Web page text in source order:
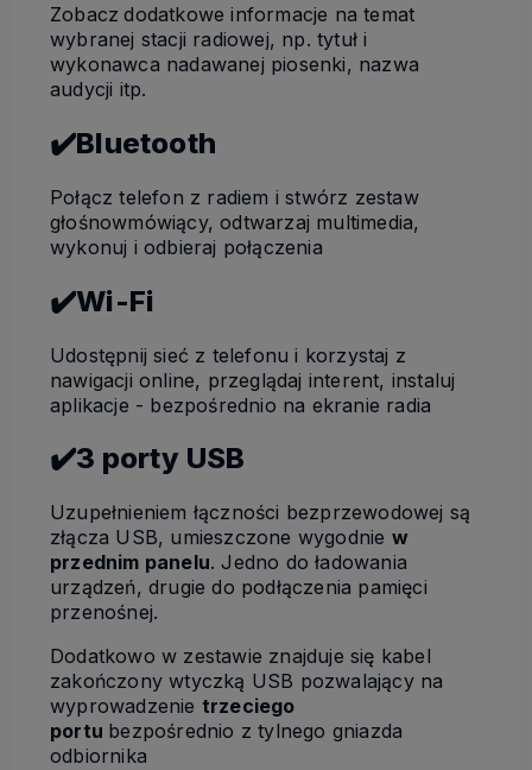
Zobacz dodatkowe informacje na temat
wybranej stacji radiowej, np. tytuł i
wykonawca nadawanej piosenki, nazwa
audycji itp.
✔️Bluetooth
Połącz telefon z radiem i stwórz zestaw
głośnowmówiący, odtwarzaj multimedia,
wykonuj i odbieraj połączenia
✔️Wi-Fi
Udostępnij sieć z telefonu i korzystaj z
nawigacji online, przeglądaj interent, instaluj
aplikacje - bezpośrednio na ekranie radia
✔️3 porty USB
Uzupełnieniem łączności bezprzewodowej są
złącza USB, umieszczone wygodnie w
przednim panelu. Jedno do ładowania
urządzeń, drugie do podłączenia pamięci
przenośnej.
Dodatkowo w zestawie znajduje się kabel
zakończony wtyczką USB pozwalający na
wyprowadzenie trzeciego
portu bezpośrednio z tylnego gniazda
odbiornika